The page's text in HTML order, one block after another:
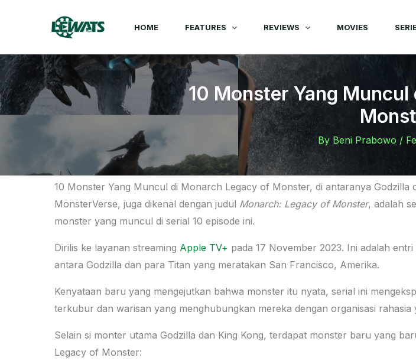
HOME FEATURES REVIEWS MOVIES
10 Monster Yang
By Beni Prabowo /
10 Monster Yang Muncul di Monarch Legacy of Monster, di antaranya Godzilla
MonsterVerse, juga dikenal dengan judul Monarch: Legacy of Monster, adalah
monster yang muncul di serial 10 episode ini.
Dirilis ke layanan streaming Apple TV+ pada 17 November 2023. Ini adalah
antara Godzilla dan para Titan yang meratakan San Francisco, Amerika.
Kenyataan baru yang mengejutkan bahwa monster itu nyata, serial ini
terkubur dan warisan yang menghubungkan mereka dengan organisasi rahasia
Selain si monter utama Godzilla dan King Kong, terdapat monster baru yang
Legacy of Monster: